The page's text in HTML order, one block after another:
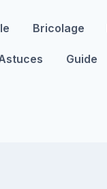
Bricolage
Guide